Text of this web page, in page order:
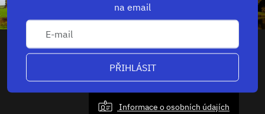
na email
PŘIHLÁSIT
Informace o osobních údajích